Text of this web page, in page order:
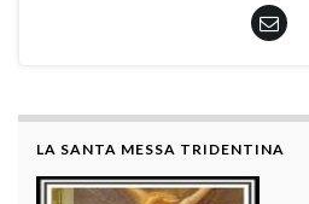
LA SANTA MESSA TRIDENTINA